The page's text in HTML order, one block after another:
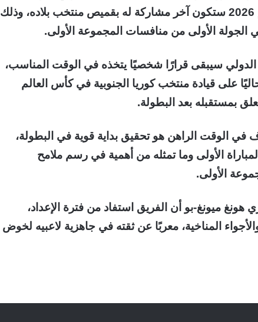
لم يصرح في أي وقت بأن كأس العالم 2026 ستكون آخر مشاركة له بقميص منتخب بلاده، وذلك
الجولة الأولى من منافسات المجموعة الأولى.
سيبقى قرارًا شخصيًا يتخذه في الوقت المناسب،
على قيادة منتخب كوريا الجنوبية في كأس العالم
في الوقت الراهن هو تحقيق بداية قوية في البطولة،
الأولى وما تمثله من أهمية في رسم ملامح
الأولى.
ميونغ-بو أن الفريق استفاد من فترة الإعداد،
المناخية، معربًا عن ثقته في جاهزية لاعبيه لخوض